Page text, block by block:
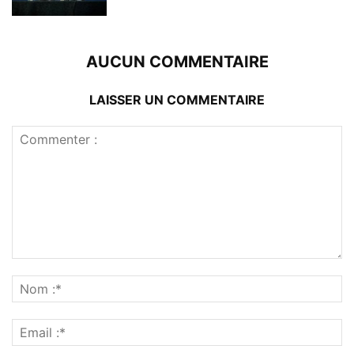
AUCUN COMMENTAIRE
LAISSER UN COMMENTAIRE